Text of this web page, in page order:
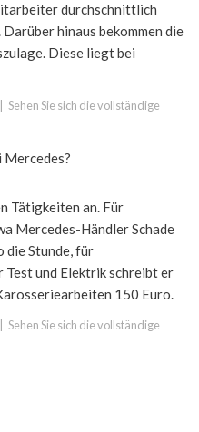
durchschnittlich
hinaus bekommen die
Diese liegt bei
Sehen Sie sich die vollständige
Mercedes?
Tätigkeiten an. Für
Mercedes-Händler Schade
die Stunde, für
und Elektrik schreibt er
150 Euro.
Sehen Sie sich die vollständige